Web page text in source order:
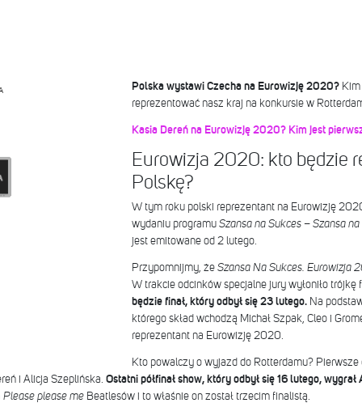
Polska wystawi Czecha na Eurowizję 2020?Kim
reprezentować nasz kraj na konkursie w
Kasia Dereń na Eurowizję 2020? Kim jest
Eurowizja 2020: kto będzie
Polskę?
W tym roku polski reprezentant na Eurowizję
wydaniu programu Szansa na Sukces – Szansa
jest emitowane od 2 lutego.
Przypomnijmy, że Szansa Na Sukces. Eurowizja
W trakcie odcinków specjalne jury wyłoniło trójkę
będzie finał, który odbył się 23 lutego. Na
którego skład wchodzą Michał Szpak, Cleo i
reprezentant na Eurowizję 2020.
Kto powalczy o wyjazd do Rotterdamu? Pierwsze
i Alicja Szeplińska. Ostatni półfinał show, który odbył się 16 lutego,
Please please me Beatlesów i to właśnie on został trzecim finalistą.